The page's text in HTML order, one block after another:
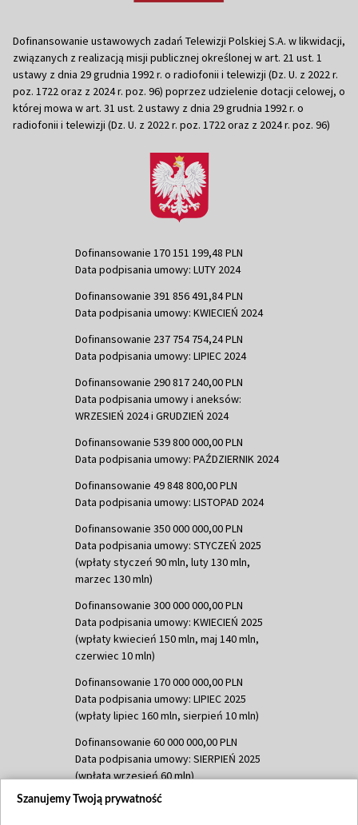
Dofinansowanie ustawowych zadań Telewizji Polskiej S.A. w likwidacji,
związanych z realizacją misji publicznej określonej w art. 21 ust. 1
ustawy z dnia 29 grudnia 1992 r. o radiofonii i telewizji (Dz. U. z 2022 r.
poz. 1722 oraz z 2024 r. poz. 96) poprzez udzielenie dotacji celowej, o
której mowa w art. 31 ust. 2 ustawy z dnia 29 grudnia 1992 r. o
radiofonii i telewizji (Dz. U. z 2022 r. poz. 1722 oraz z 2024 r. poz. 96)
Dofinansowanie 170 151 199,48 PLN
Data podpisania umowy: LUTY 2024
Dofinansowanie 391 856 491,84 PLN
Data podpisania umowy: KWIECIEŃ 2024
Dofinansowanie 237 754 754,24 PLN
Data podpisania umowy: LIPIEC 2024
Dofinansowanie 290 817 240,00 PLN
Data podpisania umowy i aneksów:
WRZESIEŃ 2024 i GRUDZIEŃ 2024
Dofinansowanie 539 800 000,00 PLN
Data podpisania umowy: PAŹDZIERNIK 2024
Dofinansowanie 49 848 800,00 PLN
Data podpisania umowy: LISTOPAD 2024
Dofinansowanie 350 000 000,00 PLN
Data podpisania umowy: STYCZEŃ 2025
(wpłaty styczeń 90 mln, luty 130 mln,
marzec 130 mln)
Dofinansowanie 300 000 000,00 PLN
Data podpisania umowy: KWIECIEŃ 2025
(wpłaty kwiecień 150 mln, maj 140 mln,
czerwiec 10 mln)
Dofinansowanie 170 000 000,00 PLN
Data podpisania umowy: LIPIEC 2025
(wpłaty lipiec 160 mln, sierpień 10 mln)
Dofinansowanie 60 000 000,00 PLN
Data podpisania umowy: SIERPIEŃ 2025
(wpłata wrzesień 60 mln)
Dofinansowanie 635 783 051,21 PLN
Szanujemy Twoją prywatność